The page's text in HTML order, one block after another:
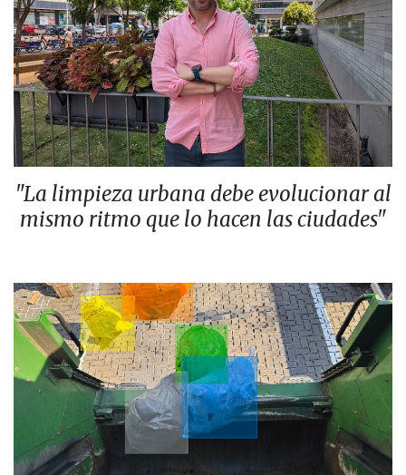
"La limpieza urbana debe evolucionar al
mismo ritmo que lo hacen las ciudades"